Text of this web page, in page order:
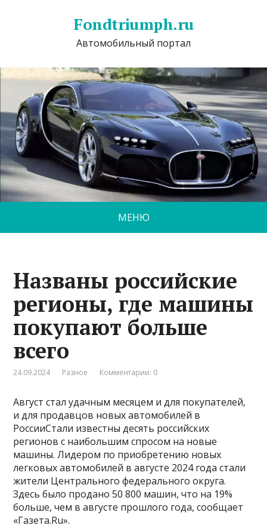
Fondtriumph.ru
Автомобильный портал
МЕНЮ
Названы российские
регионы, где машины
покупают больше
всего
24.09.2024 Разное Комментарии: 0
Август стал удачным месяцем и для покупателей,
и для продавцов новых автомобилей в
РоссииСтали известны десять российских
регионов с наибольшим спросом на новые
машины. Лидером по приобретению новых
легковых автомобилей в августе 2024 года стали
жители Центрального федерального округа.
Здесь было продано 50 800 машин, что на 19%
больше, чем в августе прошлого года, сообщает
«Газета.Ru».